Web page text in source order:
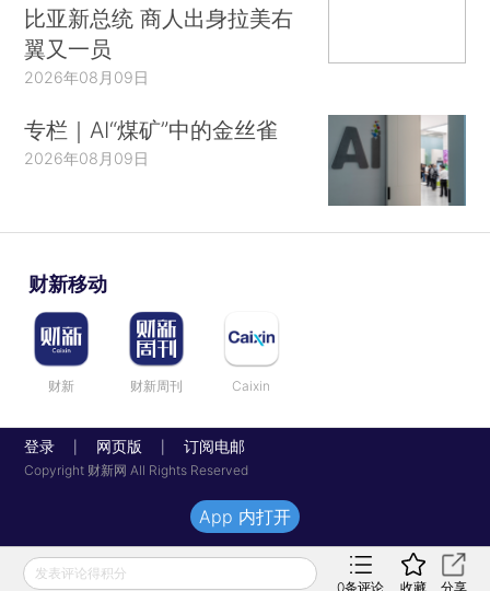
比亚新总统 商人出身拉美右
翼又一员
2026年08月09日
专栏｜AI“煤矿”中的金丝雀
2026年08月09日
财新移动
财新 财新周刊 Caixin
登录 网页版 订阅电邮
Copyright 财新网 All Rights Reserved
发表评论得积分
0条评论 收藏 分享
App 内打开